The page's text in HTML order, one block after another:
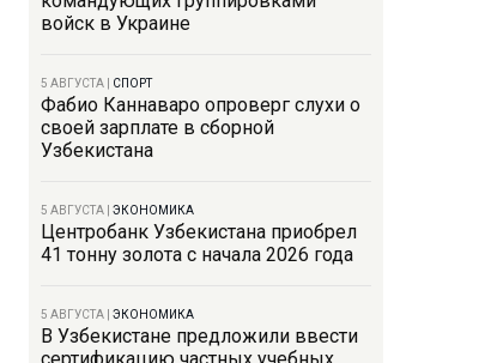
войск в Украине
5 АВГУСТА СПОРТ
Фабио Каннаваро опроверг слухи о
своей зарплате в сборной
Узбекистана
5 АВГУСТА ЭКОНОМИКА
Центробанк Узбекистана приобрел
41 тонну золота с начала 2026 года
5 АВГУСТА ЭКОНОМИКА
В Узбекистане предложили ввести